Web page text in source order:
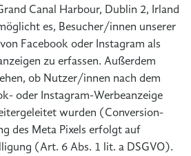
Canal Harbour, Dublin 2, Irland
es, Besucher/innen unserer
Facebook oder Instagram als
zu erfassen. Außerdem
ob Nutzer/innen nach dem
oder Instagram-Werbeanzeige
wurden (Conversion-
des Meta Pixels erfolgt auf
(Art. 6 Abs. 1 lit. a DSGVO).